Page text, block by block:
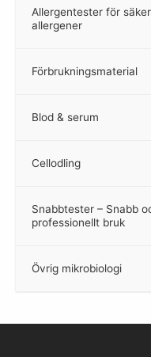
Allergentester för
allergener
–
Förbrukningsmaterial
Blod & serum
Cellodling
–
Snabbtester – Snabb
professionellt bruk
–
Övrig mikrobiologi
–